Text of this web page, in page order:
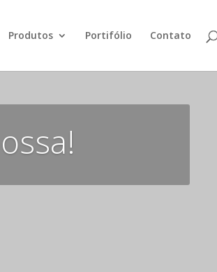
Produtos Portifólio Contato